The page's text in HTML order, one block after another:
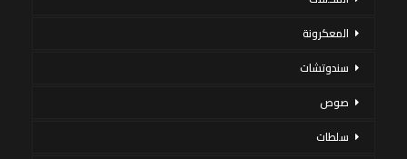
المعكرونة
سندوتشات
صوص
سلطات